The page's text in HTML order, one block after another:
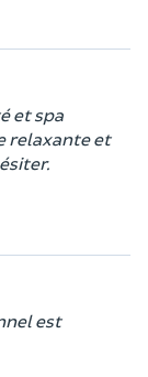
et spa
relaxante et
est